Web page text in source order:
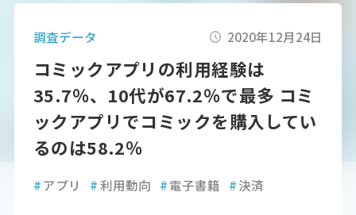
調査データ 2020年12月24日
コミックアプリの利用経験は
35.7％、10代が67.2％で最多 コミ
ックアプリでコミックを購入してい
るのは58.2％
#アプリ #利用動向 #電子書籍 #決済